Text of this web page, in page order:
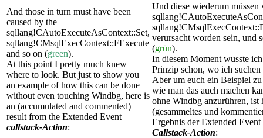
And those in turn must have been
caused by the
sqllang!CAutoExecuteAsContext::Set,
sqllang!CMsqlExecContext::FExecute
and so on (green).
At this point I pretty much knew
where to look. But just to show you
an example of how this can be done
without even touching Windbg, here is
an (accumulated and commented)
result from the Extended Event
callstack-Action:
Und diese wiederum müssen
verursacht worden sein, und
(grün).
In diesem Moment wusste
Prinzip schon, wo ich suchen
Aber um euch ein Beispiel
wie man das auch machen
ohne Windbg anzurühren, ist
(gesammeltes und
Ergebnis der Extended Event
Callstack-Action: